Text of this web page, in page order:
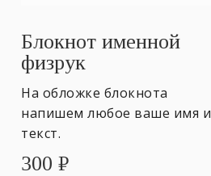
Блокнот именной
физрук
На обложке блокнота
напишем любое ваше имя и
текст.
300 ₽